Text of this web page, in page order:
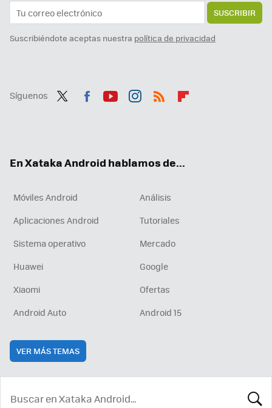
SUSCRIBIR
Suscribiéndote aceptas nuestra política de privacidad
Síguenos
En Xataka Android hablamos de...
Móviles Android
Análisis
Aplicaciones Android
Tutoriales
Sistema operativo
Mercado
Huawei
Google
Xiaomi
Ofertas
Android Auto
Android 15
VER MÁS TEMAS